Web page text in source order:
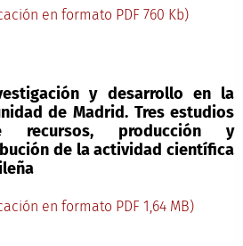
en formato PDF 760 Kb)
y desarrollo en la
de Madrid. Tres estudios
recursos, producción y
de la actividad científica
en formato PDF 1,64 MB)